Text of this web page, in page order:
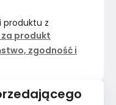
produktu z
produkt
zgodność i